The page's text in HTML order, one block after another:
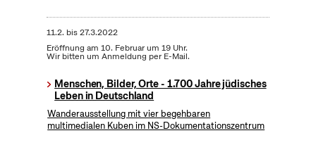
11.2. bis27.3.2022
Eröffnung am 10. Februar um 19 Uhr.
Wir bitten um Anmeldung per E-Mail.
Menschen, Bilder, Orte - 1.700 Jahre jüdisches
Leben in Deutschland
Wanderausstellung mit vier begehbaren
multimedialen Kuben im NS-Dokumentationszentrum